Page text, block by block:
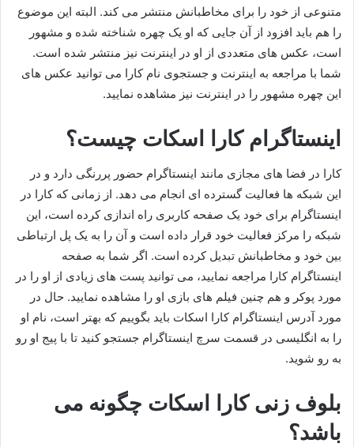
متنوعی از خود را برای مخاطبانش منتشر می‌ کند. البته این موضوع
را هم باید افزود از آن جایی که او یک چهره شناخته شده و مشهور
است، عکس های متعددی از او در اینترنت نیز منتشر شده است.
شما با مراجعه به اینترنت و جستجوی نام کارا می توانید عکس های
این چهره مشهور را در اینترنت نیز مشاهده نمایید.
اینستاگرام کارا اسکات چیست؟
کارا در فضا های مجازی مانند اینستاگرام حضور پررنگی دارد و در
این شبکه‌ ها فعالیت گسترده ای انجام می دهد. از زمانی که کارا در
اینستاگرام برای خود یک صفحه کاربری راه‌ اندازی کرده است، این
شبکه را مرکز فعالیت خود قرار داده است و آن را به یک پل ارتباطی
بین خود و مخاطبانش تبدیل کرده است. اگر شما به صفحه
اینستاگرام کارا مراجعه نمایید، می توانید پست های زیادی از او را در
مورد پوکر و هم چنین فیلم‌ های بازی او را مشاهده نمایید. حال در
مورد آدرس اینستاگرام کارا اسکات باید بگوییم که بهتر است، نام او
را به انگلیسی در قسمت سرچ اینستاگرام جستجو کنید تا با پیج او رو
به رو شوید.
بلوف زنی کارا اسکات چگونه می
باشد؟